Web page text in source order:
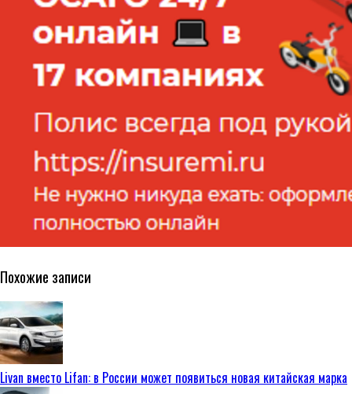
Похожие записи
Livan вместо Lifan: в России может появиться новая китайская марка